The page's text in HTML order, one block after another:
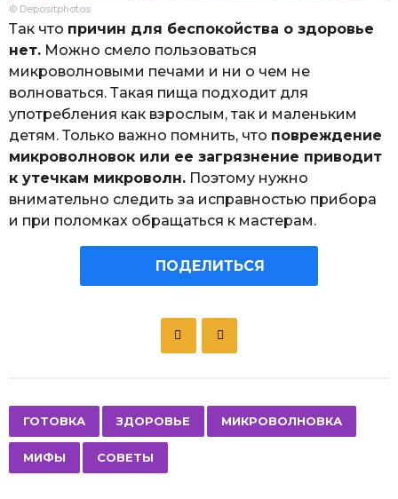
© Depositphotos
Так что причин для беспокойства о здоровье
нет. Можно смело пользоваться
микроволновыми печами и ни о чем не
волноваться. Такая пища подходит для
употребления как взрослым, так и маленьким
детям. Только важно помнить, что повреждение
микроволновок или ее загрязнение приводит
к утечкам микроволн. Поэтому нужно
внимательно следить за исправностью прибора
и при поломках обращаться к мастерам.
ПОДЕЛИТЬСЯ
a
g
ГОТОВКА ЗДОРОВЬЕ МИКРОВОЛНОВКА
МИФЫ СОВЕТЫ